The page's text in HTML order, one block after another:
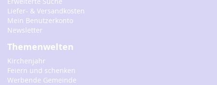
Liefer- & Versandkosten
Mein Benutzerkonto
Newsletter
Themenwelten
Kirchenjahr
Feiern und schenken
Werbende Gemeinde